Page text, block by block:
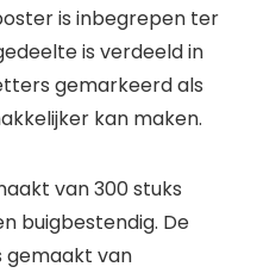
is inbegrepen ter
is verdeeld in
gemarkeerd als
kan maken.
van 300 stuks
buigbestendig. De
gemaakt van